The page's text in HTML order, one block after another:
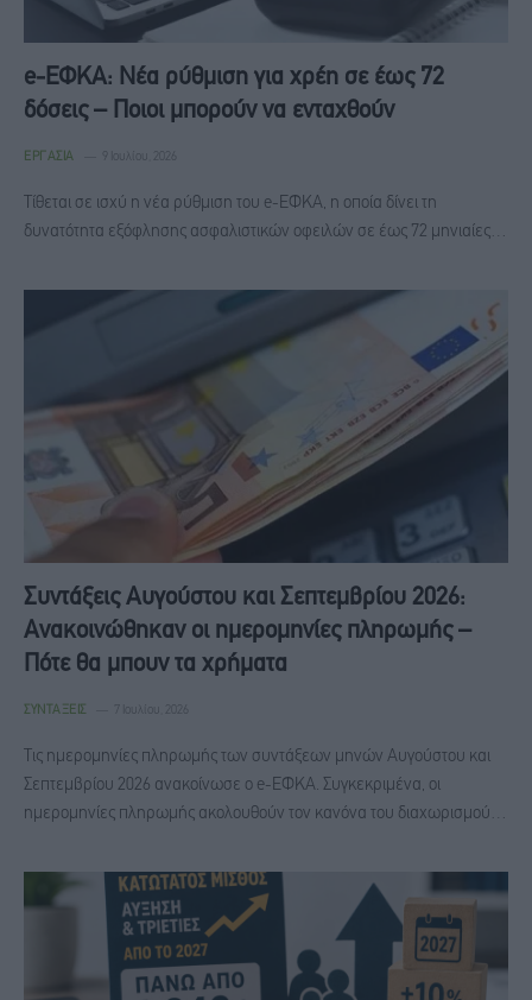
e-ΕΦΚΑ: Νέα ρύθμιση για χρέη σε έως 72
δόσεις – Ποιοι μπορούν να ενταχθούν
ΕΡΓΑΣΊΑ 9 Ιουλίου, 2026
Τίθεται σε ισχύ η νέα ρύθμιση του e-ΕΦΚΑ, η οποία δίνει τη
δυνατότητα εξόφλησης ασφαλιστικών οφειλών σε έως 72 μηνιαίες…
Συντάξεις Αυγούστου και Σεπτεμβρίου 2026:
Ανακοινώθηκαν οι ημερομηνίες πληρωμής –
Πότε θα μπουν τα χρήματα
ΣΥΝΤΆΞΕΙΣ 7 Ιουλίου, 2026
Τις ημερομηνίες πληρωμής των συντάξεων μηνών Αυγούστου και
Σεπτεμβρίου 2026 ανακοίνωσε ο e-ΕΦΚΑ. Συγκεκριμένα, οι
ημερομηνίες πληρωμής ακολουθούν τον κανόνα του διαχωρισμού…